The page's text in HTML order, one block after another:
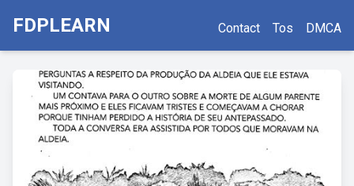
FDPLEARN Contact Tos DMCA